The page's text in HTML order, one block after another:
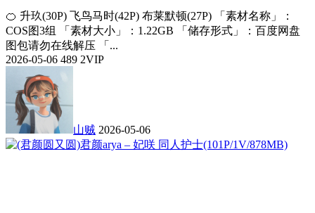
🍊 升玖(30P) 飞鸟马时(42P) 布莱默顿(27P) 「素材名称」：
COS图3组 「素材大小」：1.22GB 「储存形式」：百度网盘
图包请勿在线解压 「...
2026-05-06 489 2VIP
山贼 2026-05-06